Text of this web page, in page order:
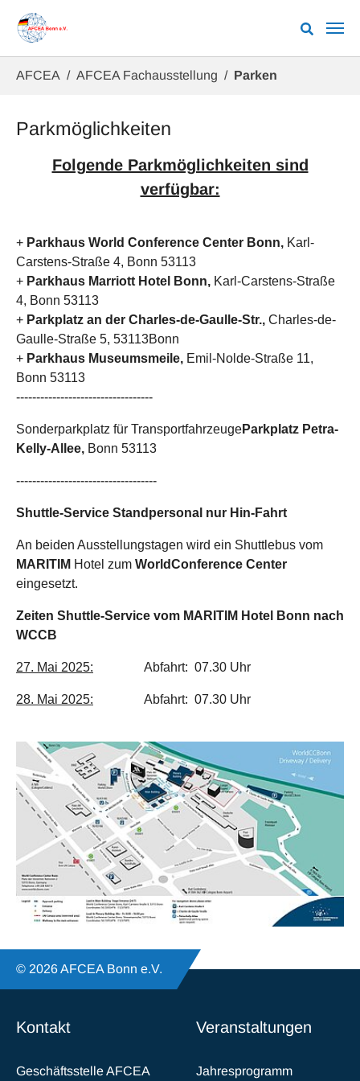
AFCEA AFCEA Fachausstellung Parken
Parkmöglichkeiten
Folgende Parkmöglichkeiten sind
verfügbar:
+ Parkhaus World Conference Center Bonn, Karl-
Carstens-Straße 4, Bonn 53113
+ Parkhaus Marriott Hotel Bonn, Karl-Carstens-Straße
4, Bonn 53113
+ Parkplatz an der Charles-de-Gaulle-Str., Charles-de-
Gaulle-Straße 5, 53113Bonn
+ Parkhaus Museumsmeile, Emil-Nolde-Straße 11,
Bonn 53113
----------------------------------
Sonderparkplatz für TransportfahrzeugeParkplatz Petra-
Kelly-Allee, Bonn 53113
-----------------------------------
Shuttle-Service Standpersonal nur Hin-Fahrt
An beiden Ausstellungstagen wird ein Shuttlebus vom
MARITIM Hotel zum WorldConference Center
eingesetzt.
Zeiten Shuttle-Service vom MARITIM Hotel Bonn nach
WCCB
27. Mai 2025: Abfahrt: 07.30 Uhr
28. Mai 2025: Abfahrt: 07.30 Uhr
© 2026 AFCEA Bonn e.V.
Kontakt
Geschäftsstelle AFCEA
Veranstaltungen
Jahresprogramm